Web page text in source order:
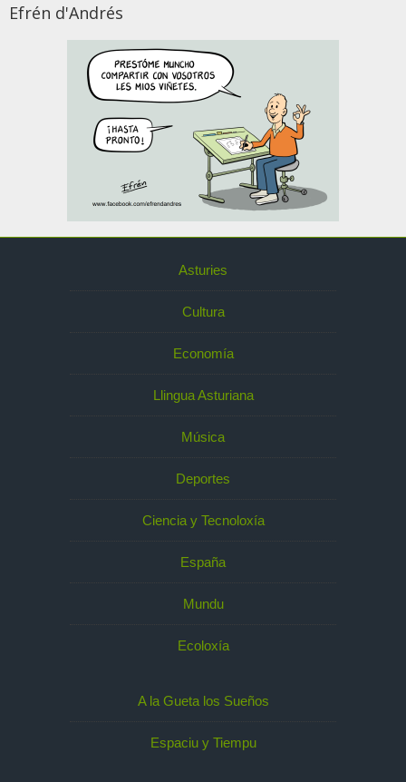
Efrén d'Andrés
Asturies
Cultura
Economía
Llingua Asturiana
Música
Deportes
Ciencia y Tecnoloxía
España
Mundu
Ecoloxía
A la Gueta los Sueños
Espaciu y Tiempu